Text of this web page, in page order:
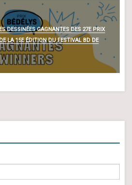
DESSINÉES GAGNANTES DES 27E PRIX
LA 15E ÉDITION DU FESTIVAL BD DE